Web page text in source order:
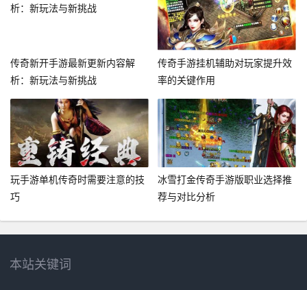
传奇新开手游最新更新内容解
析：新玩法与新挑战
传奇手游挂机辅助对玩家提升效
率的关键作用
玩手游单机传奇时需要注意的技
巧
冰雪打金传奇手游版职业选择推
荐与对比分析
本站关键词